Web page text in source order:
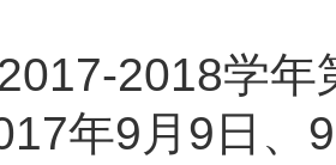
2017-2018学年
年9 月 9 日、 9